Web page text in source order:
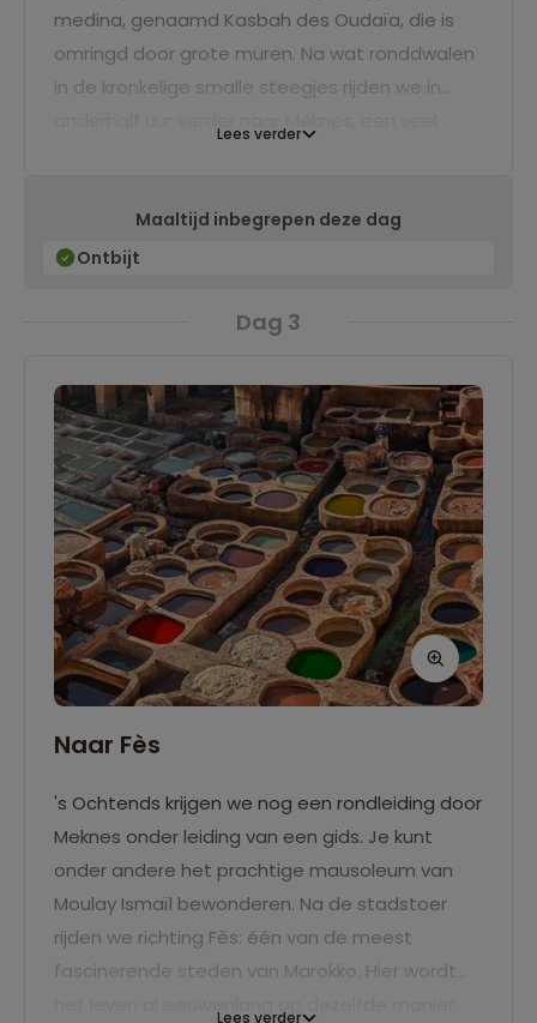
medina, genaamd Kasbah des Oudaïa, die is
omringd door grote muren. Na wat ronddwalen
in de kronkelige smalle steegjes rijden we in
nacht in een fijn hotel.
Lees verder
Maaltijd inbegrepen deze dag
Ontbijt
Dag 3
Naar Fès
's Ochtends krijgen we nog een rondleiding door
Meknes onder leiding van een gids. Je kunt
onder andere het prachtige mausoleum van
Moulay Ismaïl bewonderen. Na de stadstoer
rijden we richting Fès: één van de meest
fascinerende steden van Marokko. Hier wordt
Lees verder